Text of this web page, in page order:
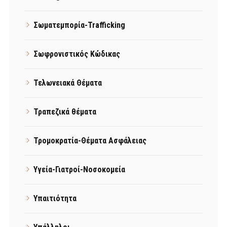
Σωματεμπορία-Trafficking
Σωφρονιστικός Κώδικας
Τελωνειακά Θέματα
Τραπεζικά θέματα
Τρομοκρατία-Θέματα Ασφάλειας
Υγεία-Γιατροί-Νοσοκομεία
Υπαιτιότητα